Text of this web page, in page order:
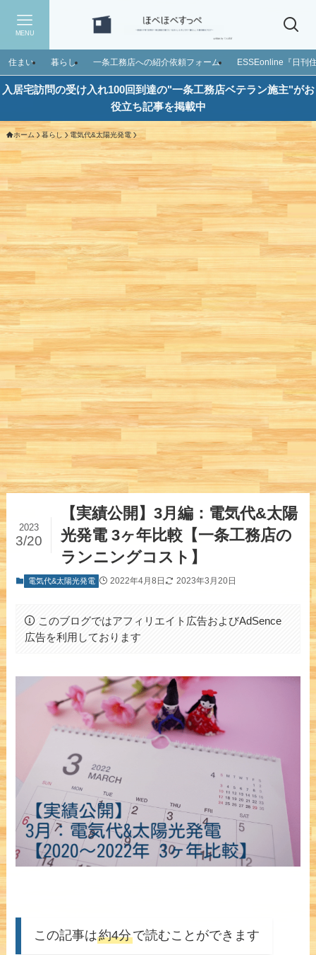
MENU
住まい 暮らし 一条工務店への紹介依頼フォーム ESSEonline『日刊
入居宅訪問の受け入れ100回到達の"一条工務店ベテラン施主"がお
役立ち記事を掲載中
ホーム 暮らし 電気代&太陽光発電
【実績公開】3月編：電気代&太陽
光発電 3ヶ年比較【一条工務店の
ランニングコスト】
2023
3/20
電気代&太陽光発電 2022年4月8日 2023年3月20日
このブログではアフィリエイト広告およびAdSence
広告を利用しております
この記事は約4分で読むことができます